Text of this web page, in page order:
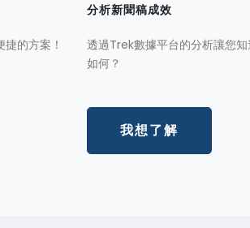
的方案！
分析新聞稿成效
透過Trek數據平台的分析讓您
如何？
我想了解